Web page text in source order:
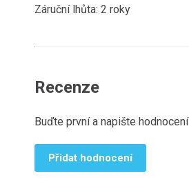
Záruční lhůta: 2 roky
Recenze
Buďte první a napište hodnocení
Přidat hodnocení